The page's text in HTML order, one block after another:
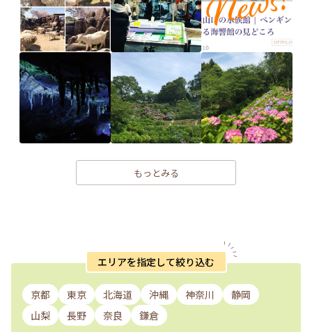
もっとみる
エリアを指定して絞り込む
京都 東京 北海道 沖縄 神奈川
静岡
山梨
長野 奈良 鎌倉